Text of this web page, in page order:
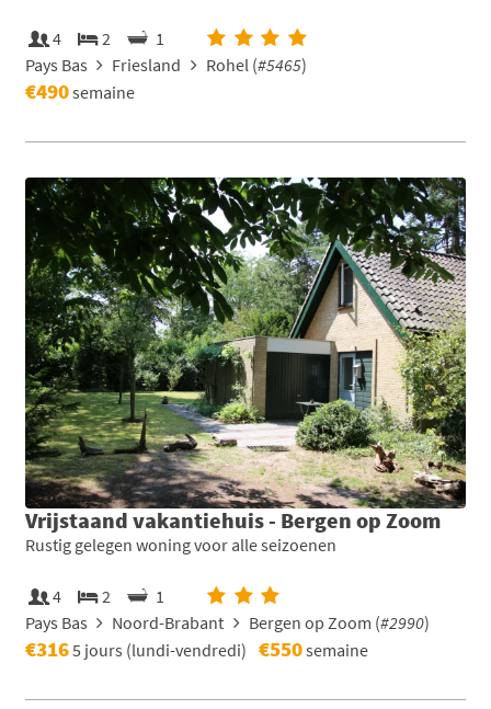
4 2
1
Pays Bas
Friesland Rohel (#5465)
€490semaine
Vrijstaand vakantiehuis - Bergen op Zoom
Rustig gelegen woning voor alle seizoenen
4 2
1
Pays Bas
Noord-Brabant Bergen op Zoom (#2990)
€3165 jours (lundi-vendredi) €550semaine